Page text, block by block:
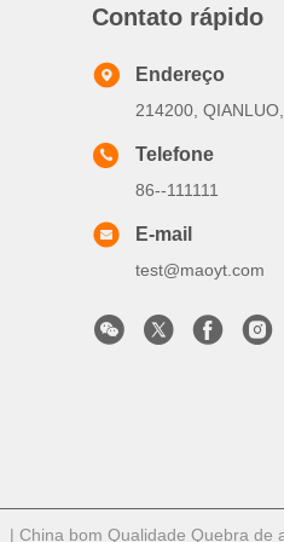
Contato rápido
Endereço
214200,
Telefone
86--111111
E-mail
test@maoyt.com
| China bom Qualidade Quebra de